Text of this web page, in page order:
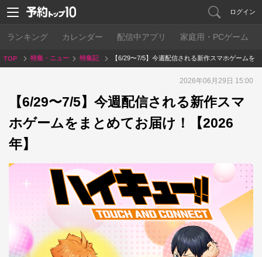
ログイン
ランキング カレンダー 配信中アプリ 家庭用・PCゲーム
TOP
特集・ニュー
ス
特集記
事
【6/29〜7/5】今週配信される新作スマホゲームを
まとめてお届け！【2026年】
2026年06月29日 15:00
【6/29〜7/5】今週配信される新作スマ
ホゲームをまとめてお届け！【2026
年】